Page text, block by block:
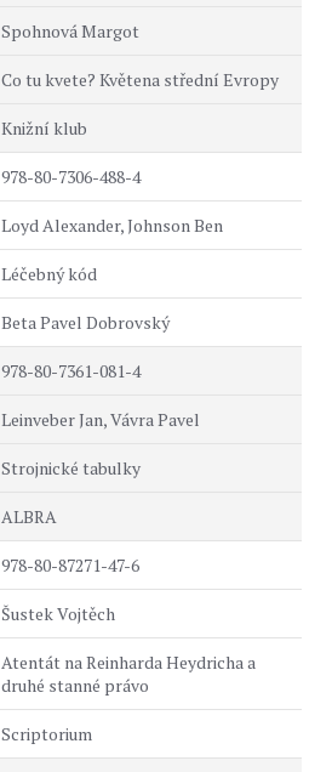
Spohnová Margot
Co tu kvete? Květena střední Evropy
Knižní klub
978-80-7306-488-4
Loyd Alexander, Johnson Ben
Léčebný kód
Beta Pavel Dobrovský
978-80-7361-081-4
Leinveber Jan, Vávra Pavel
Strojnické tabulky
ALBRA
978-80-87271-47-6
Šustek Vojtěch
Atentát na Reinharda Heydricha a
druhé stanné právo
Scriptorium